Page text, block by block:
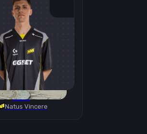
B1T
Natus Vincere